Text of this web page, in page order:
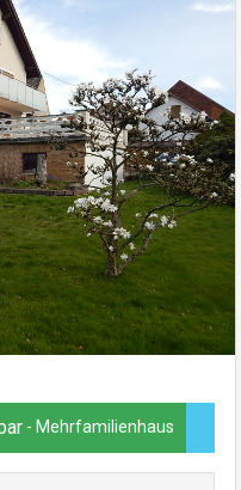
- Mehrfamilienhaus